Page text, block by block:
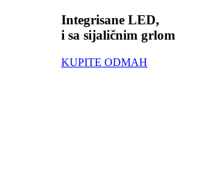
Integrisane LED,
i sa sijaličnim grlom
KUPITE ODMAH